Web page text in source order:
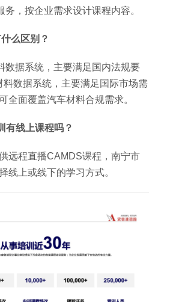
，按企业需求设计课程内容。
么区别？
数据系统，主要满足国内法规要
数据系统，主要满足国际市场需
全面覆盖汽车材料合规需求。
有线上课程吗？
远程直播CAMDS课程，南宁市
线上或线下的学习方式。